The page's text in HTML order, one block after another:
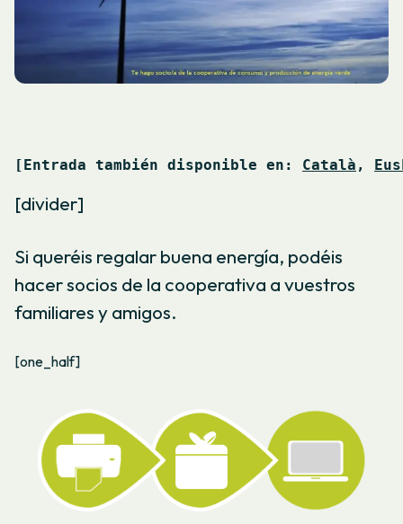
[Entrada también disponible en: Català ,
[divider]
Si queréis regalar buena energía, podéis
hacer socios de la cooperativa a vuestros
familiares y amigos.
[one_half]